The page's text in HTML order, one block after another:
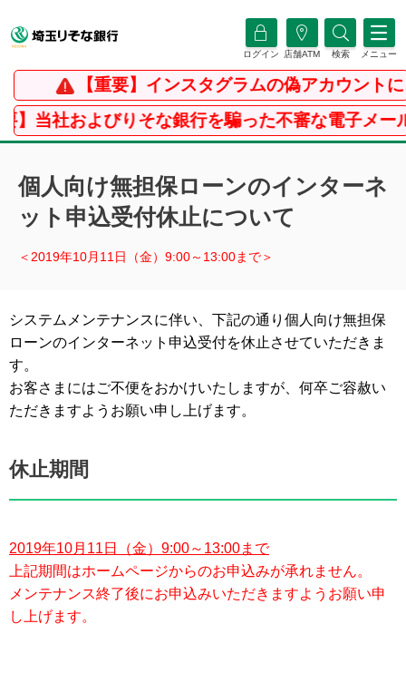
ログイン 店舗ATM 検索 メニュー
【重要】インスタグラムの偽アカウントに
当社およびりそな銀行を騙った不審な電子メー
個人向け無担保ローンのインターネ
ット申込受付休止について
＜2019年10月11日（金）9:00～13:00まで＞
システムメンテナンスに伴い、下記の通り個人向け無担保
ローンのインターネット申込受付を休止させていただきま
す。
お客さまにはご不便をおかけいたしますが、何卒ご容赦い
ただきますようお願い申し上げます。
休止期間
2019年10月11日（金）9:00～13:00まで
上記期間はホームページからのお申込みが承れません。
メンテナンス終了後にお申込みいただきますようお願い申
し上げます。